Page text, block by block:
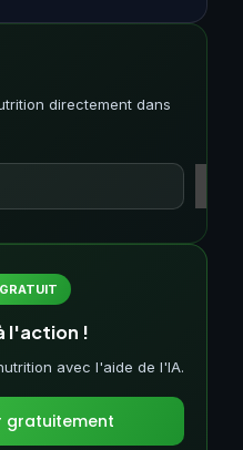
intérieure
santé
de plans de repas
de main
de plans de repas
directement dans
l'action !
avec l'aide de l'IA.
gratuitement